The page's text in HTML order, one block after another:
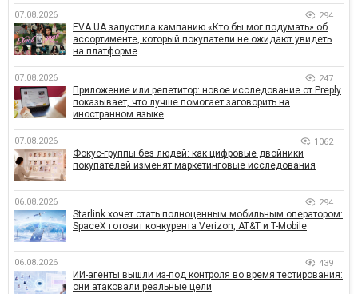
07.08.2026 294
EVA.UA запустила кампанию «Кто бы мог подумать» об
ассортименте, который покупатели не ожидают увидеть
на платформе
07.08.2026 247
Приложение или репетитор: новое исследование от Preply
показывает, что лучше помогает заговорить на
иностранном языке
07.08.2026 1062
Фокус-группы без людей: как цифровые двойники
покупателей изменят маркетинговые исследования
06.08.2026 294
Starlink хочет стать полноценным мобильным оператором:
SpaceX готовит конкурента Verizon, AT&T и T-Mobile
06.08.2026 439
ИИ-агенты вышли из-под контроля во время тестирования:
они атаковали реальные цели